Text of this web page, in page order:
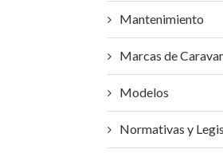
Mantenimiento
Marcas de
Modelos
Normativas y